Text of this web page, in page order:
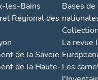
les-Bains
Régional des
de la Savoie
de la Haute-
Bases
La revue
Les